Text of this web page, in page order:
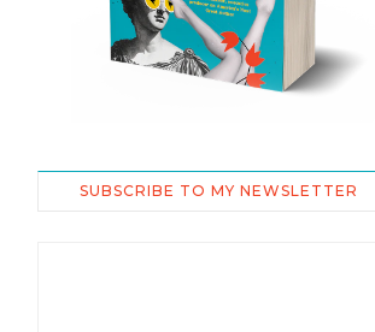
SUBSCRIBE TO MY NEWSLETTER